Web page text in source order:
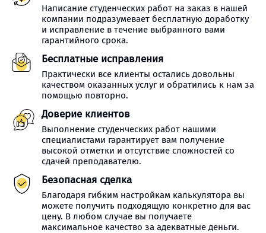
Написание студенческих работ на заказ в нашей
компании подразумевает бесплатную доработку
и исправление в течение выбранного вами
гарантийного срока.
Бесплатные исправления
Практически все клиенты остались довольны
качеством оказанных услуг и обратились к нам за
помощью повторно.
Доверие клиентов
Выполнение студенческих работ нашими
специалистами гарантирует вам получение
высокой отметки и отсутствие сложностей со
сдачей преподавателю.
Безопасная сделка
Благодаря гибким настройкам калькулятора вы
можете получить подходящую конкретно для вас
цену. В любом случае вы получаете
максимальное качество за адекватные деньги.